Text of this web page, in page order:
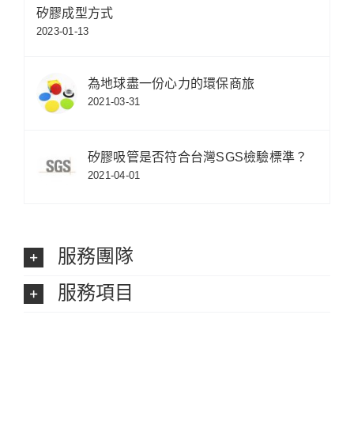
矽膠成型方式
2023-01-13
為地球盡一份心力的環保商旅
2021-03-31
矽膠吸管是否符合台灣SGS檢驗標準？
2021-04-01
服務團隊
服務項目